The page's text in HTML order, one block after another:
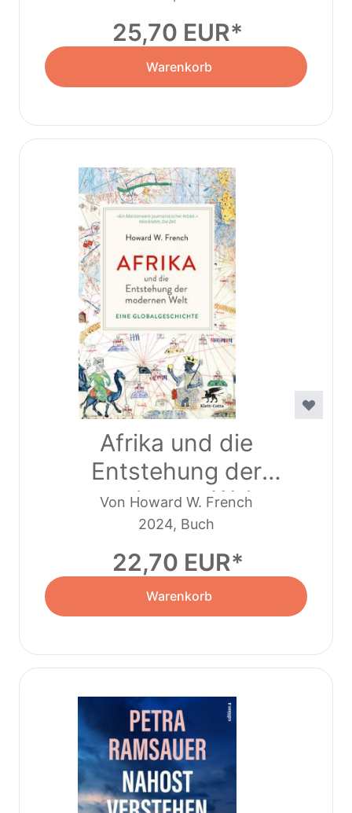
25,70 EUR
Warenkorb
Afrika und die
Entstehung der
modernen Welt
Von Howard W. French
2024, Buch
22,70 EUR
Warenkorb